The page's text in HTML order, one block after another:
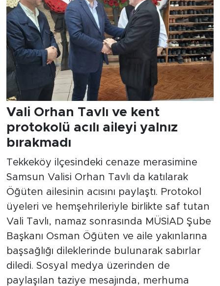
Vali Orhan Tavlı ve kent
protokolü acılı aileyi yalnız
bırakmadı
Tekkeköy ilçesindeki cenaze merasimine
Samsun Valisi Orhan Tavlı da katılarak
Öğüten ailesinin acısını paylaştı. Protokol
üyeleri ve hemşehrileriyle birlikte saf tutan
Vali Tavlı, namaz sonrasında MÜSİAD Şube
Başkanı Osman Öğüten ve aile yakınlarına
başsağlığı dileklerinde bulunarak sabırlar
diledi. Sosyal medya üzerinden de
paylaşılan taziye mesajında, merhuma